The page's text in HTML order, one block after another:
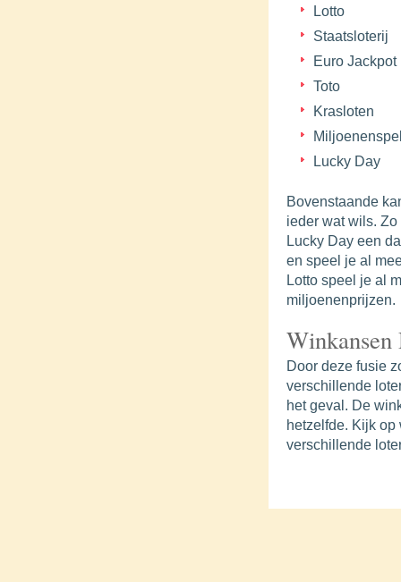
Lotto
Staatsloterij
Euro Jackpot
Toto
Krasloten
Lucky Day
Bovenstaande
ieder wat wils.
Lucky Day een
en speel je al
Lotto speel je al
miljoenenprijzen.
Door deze fusie
verschillende
het geval. De
hetzelfde. Kijk
verschillende